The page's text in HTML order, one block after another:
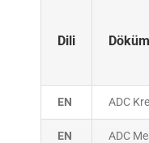
Dili
EN ADC
EN ADC